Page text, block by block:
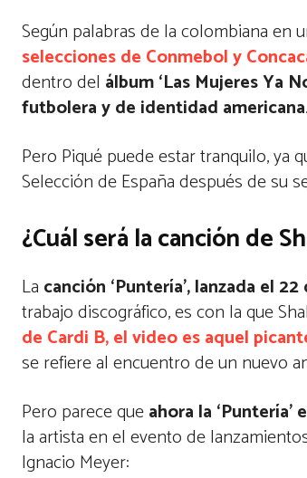
Según palabras de la colombiana en
selecciones de Conmebol y
dentro del álbum ‘Las Mujeres Ya
futbolera y de identidad americana.
Pero Piqué puede estar tranquilo, ya
Selección de España después de su
¿Cuál será la canción de
La canción ‘Puntería’, lanzada el
trabajo discográfico, es con la que
de Cardi B, el video es aquel
se refiere al encuentro de un nuevo
Pero parece queahora la
la artista en el evento de
Ignacio Meyer: